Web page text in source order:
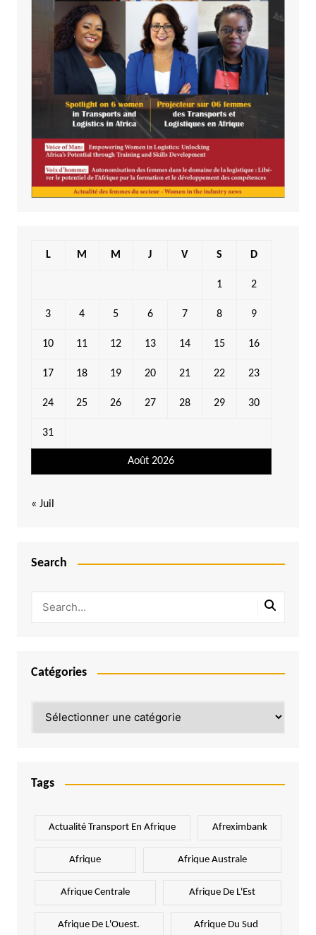
Août 2026
L M M J V S D
1 2
3 4 5 6 7 8 9
10 11 12 13 14 15 16
17 18 19 20 21 22 23
24 25 26 27 28 29 30
31
« Juil
Search
Catégories
Tags
Actualité Transport En Afrique Afreximbank
Afrique Afrique Australe
Afrique Centrale Afrique De L'Est
Afrique De L'Ouest. Afrique Du Sud